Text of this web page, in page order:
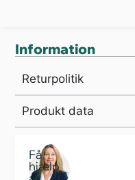
Information
Returpolitik
Produkt data
Få
hjælp